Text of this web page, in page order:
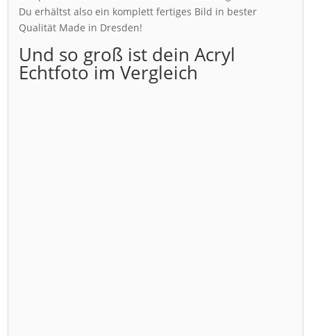
Du erhältst also ein komplett fertiges Bild in bester
Qualität Made in Dresden!
Und so groß ist dein Acryl
Echtfoto im Vergleich